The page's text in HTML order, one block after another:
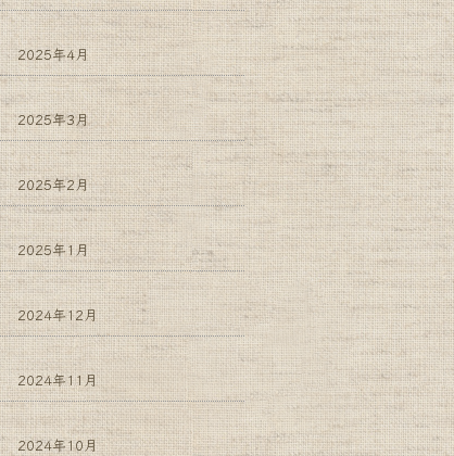
2025年4月
2025年3月
2025年2月
2025年1月
2024年12月
2024年11月
2024年10月